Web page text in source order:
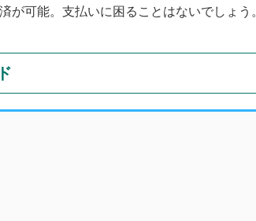
可能。支払いに困ることはないでしょう。